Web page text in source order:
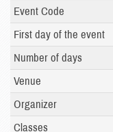
Event Code
First day of the event
Number of days
Venue
Organizer
Classes